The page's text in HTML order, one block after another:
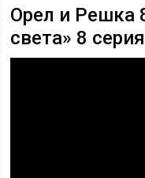
Орел и Решка
света» 8